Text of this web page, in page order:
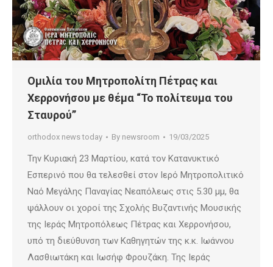
Ομιλία του Μητροπολίτη Πέτρας και
Χερρονήσου με θέμα “Το πολίτευμα του
Σταυρού”
orthodox news today By newsroom 19/03/2025
Την Κυριακή 23 Μαρτίου, κατά τον Κατανυκτικό
Εσπερινό που θα τελεσθεί στον Ιερό Μητροπολιτικό
Ναό Μεγάλης Παναγίας Νεαπόλεως στις 5.30 μμ, θα
ψάλλουν οι χοροί της Σχολής Βυζαντινής Μουσικής
της Ιεράς Μητροπόλεως Πέτρας και Χερρονήσου,
υπό τη διεύθυνση των Καθηγητών της κ.κ. Ιωάννου
Λασθιωτάκη και Ιωσήφ Φρουζάκη. Της Ιεράς